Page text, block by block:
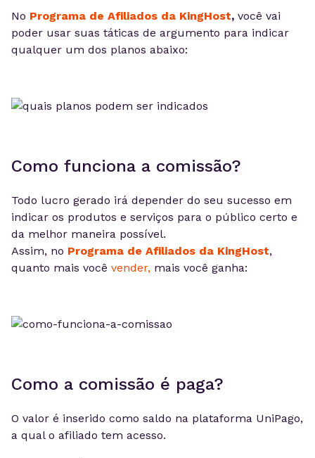
No Programa de Afiliados da KingHost, você vai
poder usar suas táticas de argumento para indicar
qualquer um dos planos abaixo:
Como funciona a comissão?
Todo lucro gerado irá depender do seu sucesso em
indicar os produtos e serviços para o público certo e
da melhor maneira possível.
Assim, no Programa de Afiliados da KingHost,
quanto mais você vender, mais você ganha:
Como a comissão é paga?
O valor é inserido como saldo na plataforma UniPago,
a qual o afiliado tem acesso.